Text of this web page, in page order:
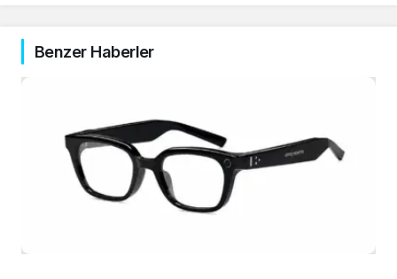
Benzer Haberler